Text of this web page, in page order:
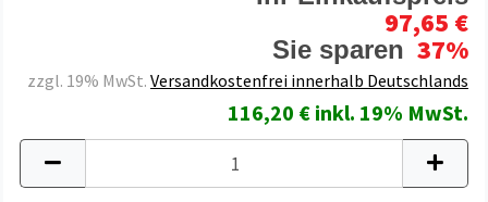
97,65 €
Sie sparen 37%
zzgl. 19% MwSt. Versandkostenfrei innerhalb Deutschlands
116,20 € inkl. 19% MwSt.